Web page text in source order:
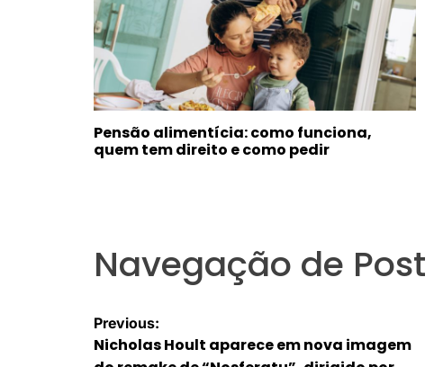
Pensão alimentícia: como funciona,
quem tem direito e como pedir
Navegação de Post
Previous:
Nicholas Hoult aparece em nova imagem